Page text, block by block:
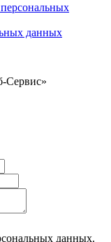
персональных
данных
Cервис»
данных.